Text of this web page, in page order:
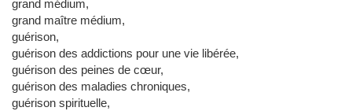
grand médium,
grand maître médium,
guérison,
guérison des addictions pour une vie libérée,
guérison des peines de cœur,
guérison des maladies chroniques,
guérison spirituelle,